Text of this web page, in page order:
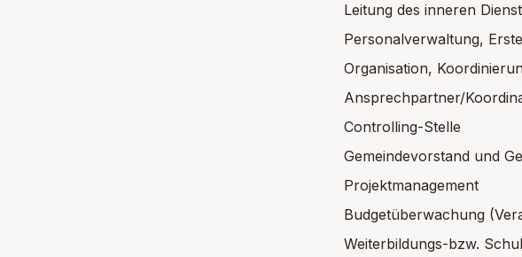
Leitung des inneren
Personalverwaltung,
Organisation,
Ansprechpartner/
Controlling-Stelle
Gemeindevorstand und
Projektmanagement
Budgetüberwachung
Weiterbildungs-bzw.